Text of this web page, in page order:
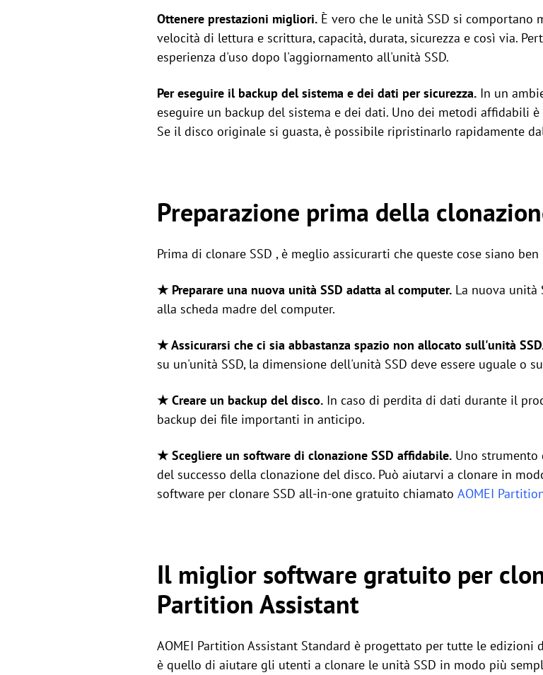
Ottenere prestazioni migliori. È vero che le unità SSD si
velocità di lettura e scrittura, capacità, durata, sicurezza e così via.
esperienza d'uso dopo l'aggiornamento all'unità SSD.
Per eseguire il backup del sistema e dei dati per sicurezza. In un
eseguire un backup del sistema e dei dati. Uno dei metodi affidabili
Se il disco originale si guasta, è possibile ripristinarlo rapidamente
Preparazione prima della
Prima di clonare SSD , è meglio assicurarti che queste cose siano ben
★ Preparare una nuova unità SSD adatta al computer. La nuova unità
alla scheda madre del computer.
★ Assicurarsi che ci sia abbastanza spazio non allocato sull'unità
su un'unità SSD, la dimensione dell'unità SSD deve essere uguale o
★ Creare un backup del disco. In caso di perdita di dati durante il
backup dei file importanti in anticipo.
★ Scegliere un software di clonazione SSD affidabile. Uno strumento
del successo della clonazione del disco. Può aiutarvi a clonare in
software per clonare SSD all-in-one gratuito chiamato AOMEI
Il miglior software gratuito per
Partition Assistant
AOMEI Partition Assistant Standard è progettato per tutte le edizioni
è quello di aiutare gli utenti a clonare le unità SSD in modo più